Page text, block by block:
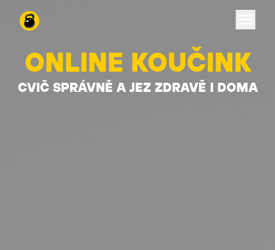
ŽELEZNÁ KOULE
ONLINE KOUČINK
CVIČ SPRÁVNĚ A JEZ ZDRAVĚ I DOMA